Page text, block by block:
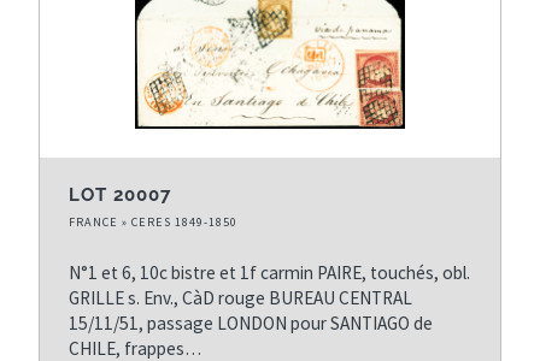
LOT 20007
FRANCE » CERES 1849-1850
N°1 et 6, 10c bistre et 1f carmin PAIRE, touchés, obl.
GRILLE s. Env., CàD rouge BUREAU CENTRAL
15/11/51, passage LONDON pour SANTIAGO de
CHILE, frappes…